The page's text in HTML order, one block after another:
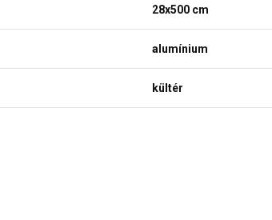
28x500 cm
alumínium
kültér